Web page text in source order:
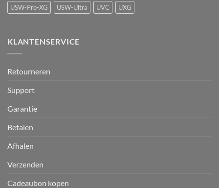
USW-Pro-XG
USW-Ultra UVC UXG
KLANTENSERVICE
Retourneren
Support
Garantie
Betalen
Afhalen
Verzenden
Cadeaubon kopen